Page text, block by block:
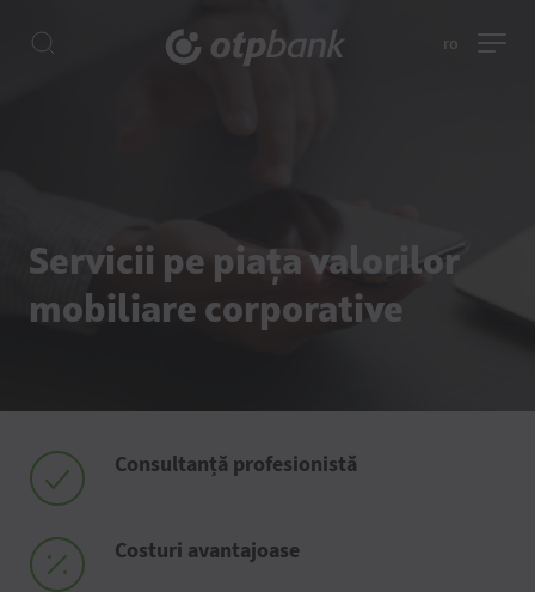
ro
Servicii pe piața valorilor
mobiliare corporative
Consultanță profesionistă
Costuri avantajoase